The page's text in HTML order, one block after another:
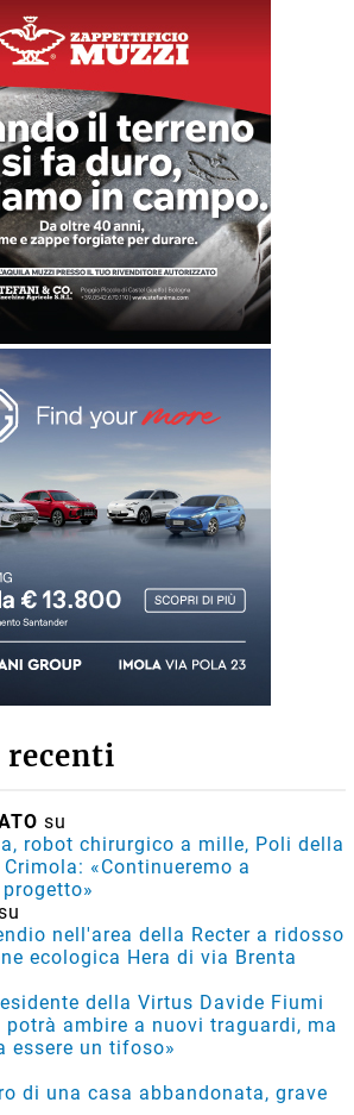
recenti
su
robot chirurgico a mille, Poli della
«Continueremo a
nell'area della Recter a ridosso
ecologica Hera di via Brenta
della Virtus Davide Fiumi
potrà ambire a nuovi traguardi, ma
essere un tifoso»
di una casa abbandonata, grave